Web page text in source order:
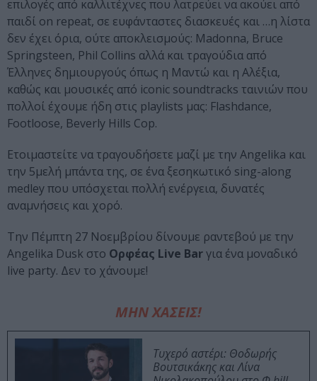
επιλογές από καλλιτέχνες που λατρεύει να ακούει από
παιδί on repeat, σε ευφάνταστες διασκευές και …η λίστα
δεν έχει όρια, ούτε αποκλεισμούς: Madonna, Bruce
Springsteen, Phil Collins αλλά και τραγούδια από
Έλληνες δημιουργούς όπως η Μαντώ και η Αλέξια,
καθώς και μουσικές από iconic soundtracks ταινιών που
πολλοί έχουμε ήδη στις playlists μας: Flashdance,
Footloose, Beverly Hills Cop.
Ετοιμαστείτε να τραγουδήσετε μαζί με την Angelika και
την 5μελή μπάντα της, σε ένα ξεσηκωτικό sing-along
medley που υπόσχεται πολλή ενέργεια, δυνατές
αναμνήσεις και χορό.
Την Πέμπτη 27 Νοεμβρίου δίνουμε ραντεβού με την
Angelika Dusk στο Ορφέας Live Barγια ένα μοναδικό
live party. Δεν το χάνουμε!
ΜΗΝ ΧΑΣΕΙΣ!
Τυχερό αστέρι: Θοδωρής
Βουτσικάκης και Λίνα